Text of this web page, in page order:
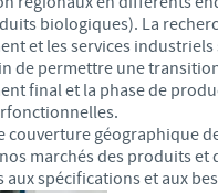
étudiant
biologiques). La
et les services industriels
de permettre une
final et la phase de
couverture géographique
marchés des produits et
aux spécifications et aux